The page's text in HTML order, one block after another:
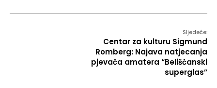
Sljedeće:
Centar za kulturu Sigmund
Romberg: Najava natjecanja
pjevača amatera “Belišćanski
superglas”